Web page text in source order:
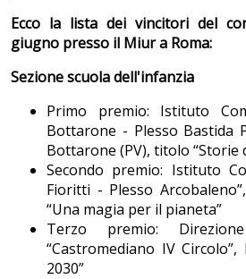
Ecco la lista dei vincitori del
giugno presso il Miur a Roma:
Sezione scuola dell'infanzia
Primo premio: Istituto
Bottarone - Plesso Bastida
Bottarone (PV), titolo “Storie
Secondo premio: Istituto
Fioritti - Plesso
“Una magia per il pianeta”
Terzo premio:
“Castromediano IV
2030”